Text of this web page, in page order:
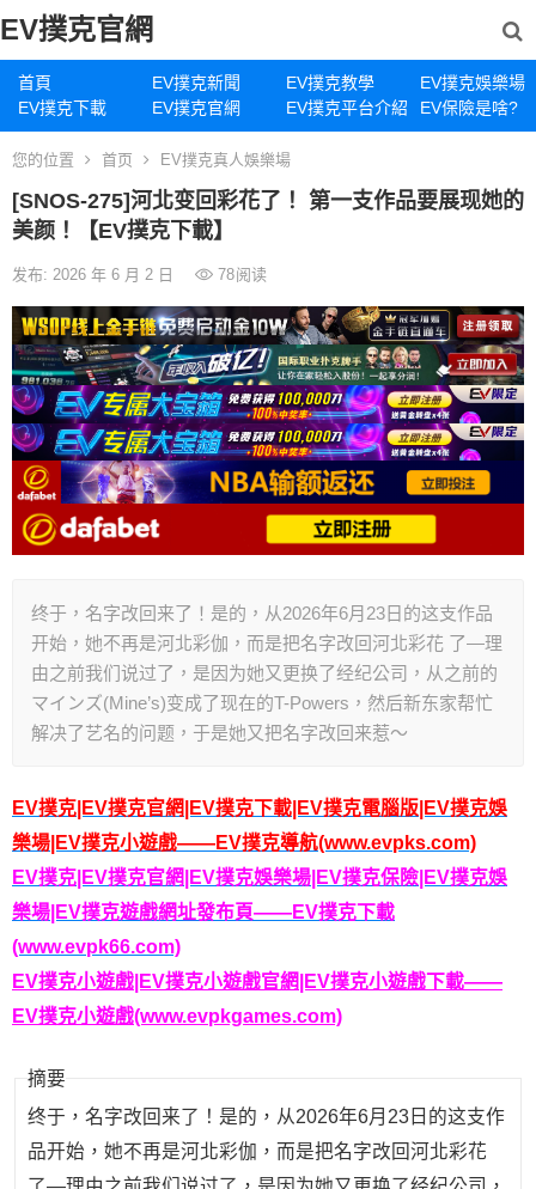
EV撲克官網
首頁 EV撲克新聞 EV撲克教學
EV撲克娛樂場
EV撲克下載
EV撲克官網 EV撲克平台介紹 EV保險是啥?
您的位置 首页 EV撲克真人娛樂場
[SNOS-275]河北变回彩花了！ 第一支作品要展现她的
美颜！【EV撲克下載】
发布: 2026 年 6 月 2 日 78阅读
终于，名字改回来了！是的，从2026年6月23日的这支作品
开始，她不再是河北彩伽，而是把名字改回河北彩花 了—理
由之前我们说过了，是因为她又更换了经纪公司，从之前的
マインズ(Mine’s)变成了现在的T-Powers，然后新东家帮忙
解决了艺名的问题，于是她又把名字改回来惹～
EV撲克|EV撲克官網|EV撲克下載|EV撲克電腦版|EV撲克娛
樂場|EV撲克小遊戲——EV撲克導航(www.evpks.com)
EV撲克|EV撲克官網|EV撲克娛樂場|EV撲克保險|EV撲克娛
樂場|EV撲克遊戲網址發布頁——EV撲克下載
(www.evpk66.com)
EV撲克小遊戲|EV撲克小遊戲官網|EV撲克小遊戲下載——
EV撲克小遊戲(www.evpkgames.com)
摘要
终于，名字改回来了！是的，从2026年6月23日的这支作
品开始，她不再是河北彩伽，而是把名字改回河北彩花